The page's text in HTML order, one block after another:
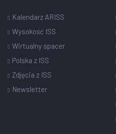
Kalendarz ARISS
Wysokość ISS
Wirtualny spacer
Polska z ISS
Zdjęcia z ISS
Newsletter